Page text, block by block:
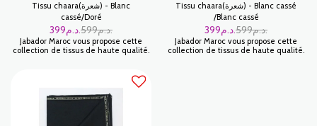
Tissu chaara(شعرة) - Blanc
cassé/Doré
599 د.م. 399 د.م.
Jabador Maroc vous propose cette
collection de tissus de haute qualité.
Tissu chaara(شعرة) - Blanc cassé
/Blanc cassé
599 د.م. 399 د.م.
Jabador Maroc vous propose cette
collection de tissus de haute qualité.